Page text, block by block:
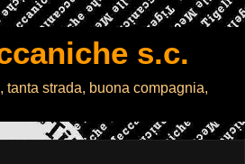
s.c.
tanta strada, buona compagnia,